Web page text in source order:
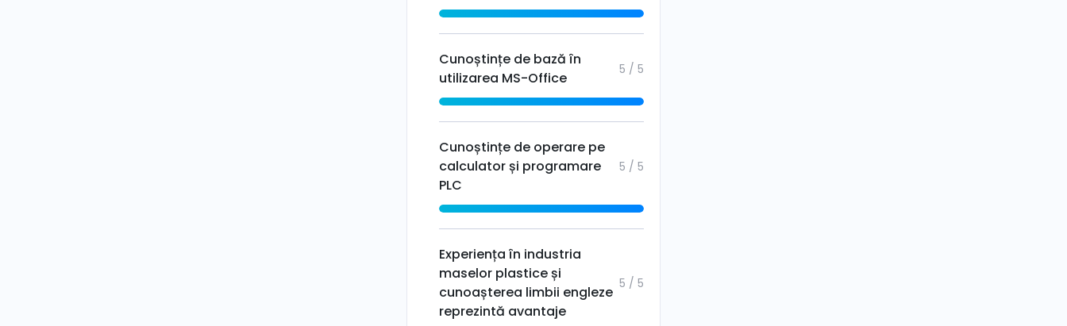
Cunoștințe de bază în
utilizarea MS-Office
5 / 5
Cunoștințe de operare pe
calculator și programare
PLC
5 / 5
Experiența în industria
maselor plastice și
cunoașterea limbii engleze
reprezintă avantaje
5 / 5